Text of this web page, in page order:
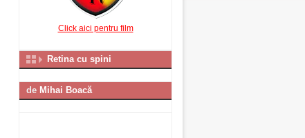
Click aici pentru film
Retina cu spini
de Mihai Boacă